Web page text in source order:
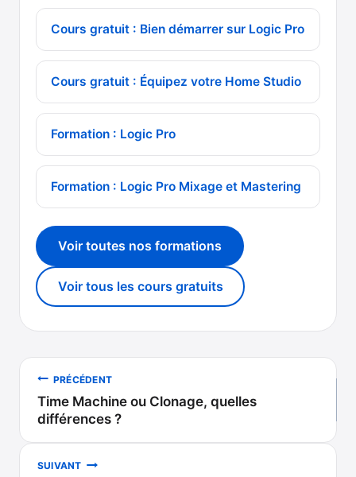
Cours gratuit : Bien démarrer sur Logic Pro
Cours gratuit : Équipez votre Home Studio
Formation : Logic Pro
Formation : Logic Pro Mixage et Mastering
Voir toutes nos formations
Voir tous les cours gratuits
Navigation
de
l’article
PRÉCÉDENT
Time Machine ou Clonage, quelles
différences ?
SUIVANT